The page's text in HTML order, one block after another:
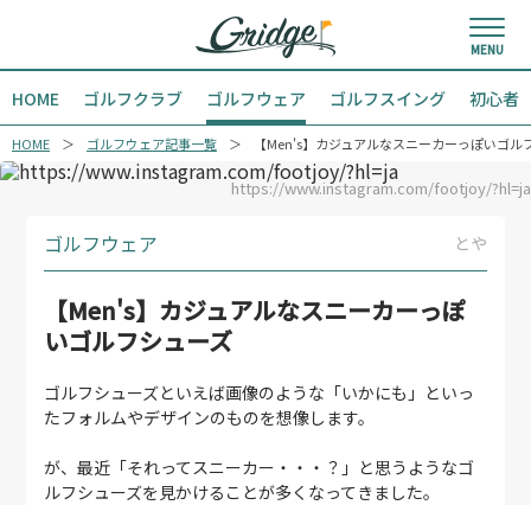
HOME ゴルフクラブ ゴルフウェア ゴルフスイング 初心者
HOME ゴルフウェア記事一覧 【Men's】カジュアルなスニーカーっぽいゴル
https://www.instagram.com/footjoy/?hl=ja
ゴルフウェア とや
【Men's】カジュアルなスニーカーっぽ
いゴルフシューズ
ゴルフシューズといえば画像のような「いかにも」といっ
たフォルムやデザインのものを想像します。
が、最近「それってスニーカー・・・？」と思うようなゴ
ルフシューズを見かけることが多くなってきました。